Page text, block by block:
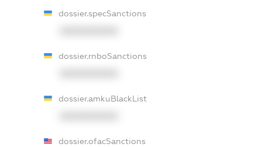
dossier.specSanctions
dossier.rnboSanctions
dossier.amkuBlackList
dossier.ofacSanctions